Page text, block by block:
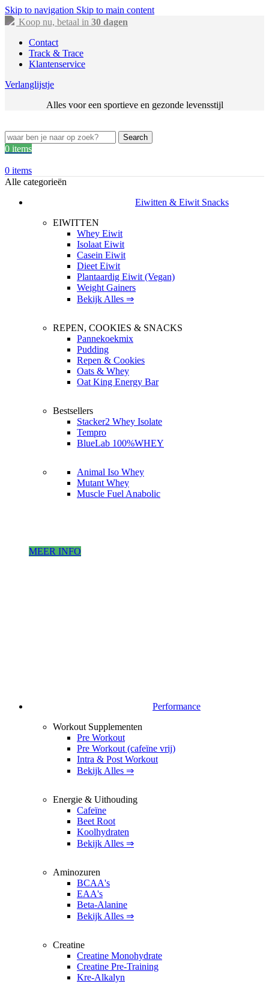
Skip to navigation Skip to main content
Koop nu, betaal in 30 dagen
Contact
Track & Trace
Klantenservice
Verlanglijstje
Alles voor een sportieve en gezonde levensstijl
Search
0 items
0 items
Alle categorieën
Eiwitten & Eiwit Snacks
EIWITTEN
Whey Eiwit
Isolaat Eiwit
Casein Eiwit
Dieet Eiwit
Plantaardig Eiwit (Vegan)
Weight Gainers
Bekijk Alles ⇒
REPEN, COOKIES & SNACKS
Pannekoekmix
Pudding
Repen & Cookies
Oats & Whey
Oat King Energy Bar
Bestsellers
Stacker2 Whey Isolate
Tempro
BlueLab 100%WHEY
Animal Iso Whey
Mutant Whey
Muscle Fuel Anabolic
MEER INFO
Performance
Workout Supplementen
Pre Workout
Pre Workout (cafeïne vrij)
Intra & Post Workout
Bekijk Alles ⇒
Energie & Uithouding
Cafeïne
Beet Root
Koolhydraten
Bekijk Alles ⇒
Aminozuren
BCAA's
EAA's
Beta-Alanine
Bekijk Alles ⇒
Creatine
Creatine Monohydrate
Creatine Pre-Training
Kre-Alkalyn